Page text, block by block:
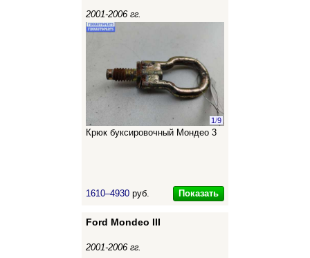
2001-2006 гг.
1/9
Крюк буксировочный Мондео 3
1610–4930 руб. Показать
Ford Mondeo III
2001-2006 гг.